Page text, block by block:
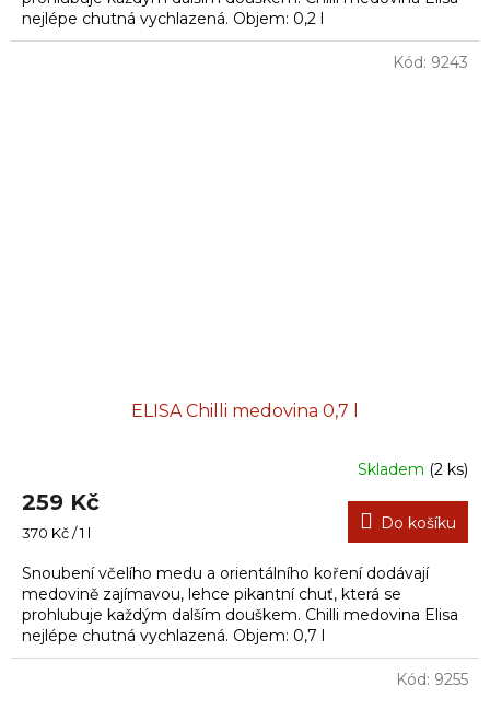
nejlépe chutná vychlazená. Objem: 0,2 l
ELISA Chilli medovina 0,7 l
Skladem (2 ks)
259 Kč
Měrná
370 Kč / 1 l Do košíku
Snoubení včelího medu a orientálního koření dodávají
medovině zajímavou, lehce pikantní chuť, která se
prohlubuje každým dalším douškem. Chilli medovina Elisa
nejlépe chutná vychlazená. Objem: 0,7 l
Kód: 9243
Kód: 9255